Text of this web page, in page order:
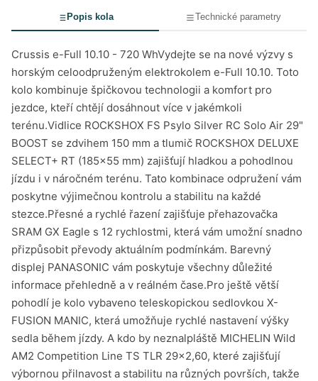
Popis kola Technické parametry
Crussis e-Full 10.10 - 720 WhVydejte se na nové výzvy s
horským celoodpruženým elektrokolem e-Full 10.10. Toto
kolo kombinuje špičkovou technologii a komfort pro
jezdce, kteří chtějí dosáhnout více v jakémkoli
terénu.Vidlice ROCKSHOX FS Psylo Silver RC Solo Air 29"
BOOST se zdvihem 150 mm a tlumič ROCKSHOX DELUXE
SELECT+ RT (185x55 mm) zajišťují hladkou a pohodlnou
jízdu i v náročném terénu. Tato kombinace odpružení vám
poskytne výjimečnou kontrolu a stabilitu na každé
stezce.Přesné a rychlé řazení zajišťuje přehazovačka
SRAM GX Eagle s 12 rychlostmi, která vám umožní snadno
přizpůsobit převody aktuálním podmínkám. Barevný
displej PANASONIC vám poskytuje všechny důležité
informace přehledně a v reálném čase.Pro ještě větší
pohodlí je kolo vybaveno teleskopickou sedlovkou X-
FUSION MANIC, která umožňuje rychlé nastavení výšky
sedla během jízdy. A kdo by neznalpláště MICHELIN Wild
AM2 Competition Line TS TLR 29x2,60, které zajišťují
výbornou přilnavost a stabilitu na různých površích, takže